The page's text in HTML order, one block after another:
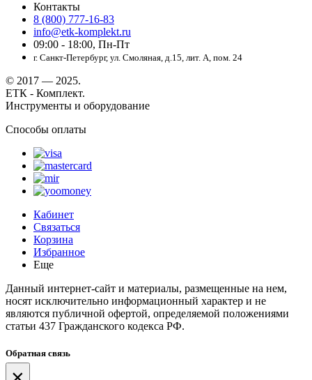
Контакты
8 (800) 777-16-83
info@etk-komplekt.ru
09:00 - 18:00, Пн-Пт
г. Санкт-Петербург, ул. Смоляная, д.15, лит. А, пом. 24
© 2017 — 2025.
ЕТК - Комплект.
Инструменты и оборудование
Способы оплаты
Кабинет
Связаться
Корзина
Избранное
Еще
Данный интернет-сайт и материалы, размещенные на нем,
носят исключительно информационный характер и не
являются публичной офертой, определяемой положениями
статьи 437 Гражданского кодекса РФ.
Обратная связь